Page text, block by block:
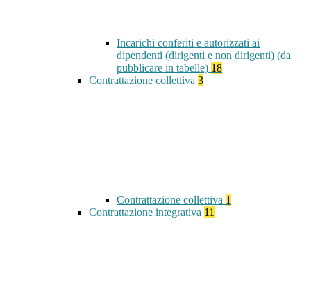
Incarichi conferiti e autorizzati ai
dipendenti (dirigenti e non dirigenti) (da
pubblicare in tabelle) 18
Contrattazione collettiva 3
Contrattazione collettiva 1
Contrattazione integrativa 11